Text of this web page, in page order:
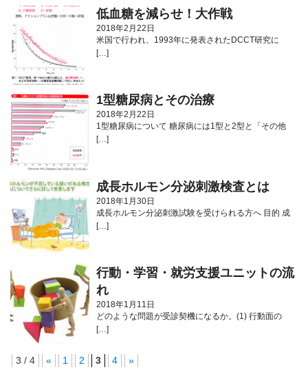
低血糖を減らせ！大作戦
2018年2月22日
米国で行われ、1993年に発表されたDCCT研究に
[…]
1型糖尿病とその治療
2018年2月22日
1型糖尿病について 糖尿病には1型と2型と「その他
[…]
成長ホルモン分泌刺激検査とは
2018年1月30日
成長ホルモン分泌刺激試験を受けられる方へ 目的 成
[…]
行動・学習・就労支援ユニットの流
れ
2018年1月11日
どのような問題が受診契機になるか。(1) 行動面の
[…]
3 / 4 « 1 2 3 4 »